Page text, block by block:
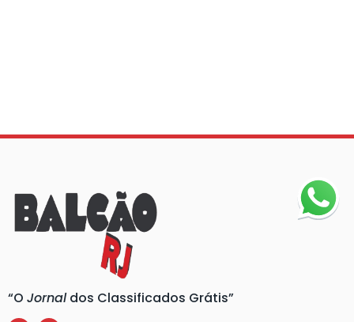
“O Jornaldos Classificados Grátis”